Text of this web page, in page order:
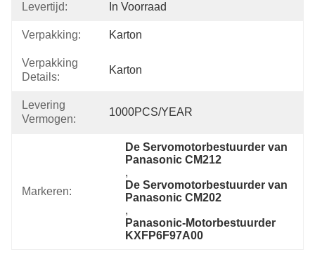
Levertijd: In Voorraad
Verpakking: Karton
Verpakking
Details:
Karton
Levering
Vermogen:
1000PCS/YEAR
Markeren:
De Servomotorbestuurder van
Panasonic CM212
,
De Servomotorbestuurder van
Panasonic CM202
,
Panasonic-Motorbestuurder
KXFP6F97A00